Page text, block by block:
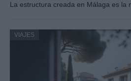
La estructura creada en Málaga es la
VIAJES